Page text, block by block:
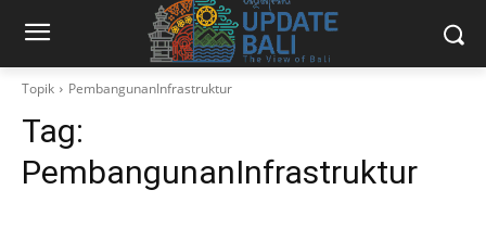
Topik PembangunanInfrastruktur
Tag:
PembangunanInfrastruktur